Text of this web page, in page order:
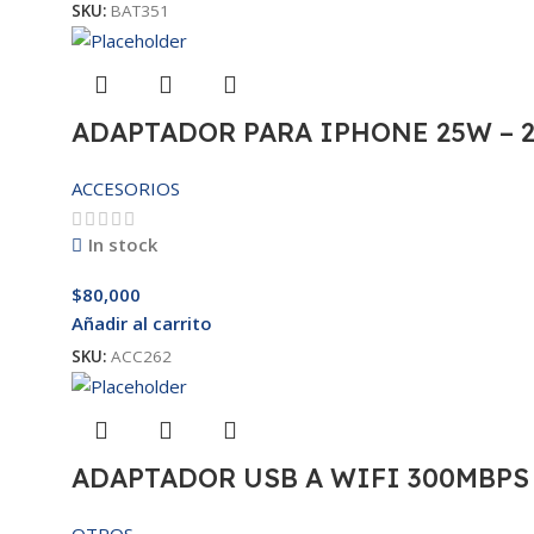
SKU: BAT351
ADAPTADOR PARA IPHONE 25W –
ACCESORIOS
In stock
$80,000
Añadir al carrito
SKU: ACC262
ADAPTADOR USB A WIFI 300MBPS